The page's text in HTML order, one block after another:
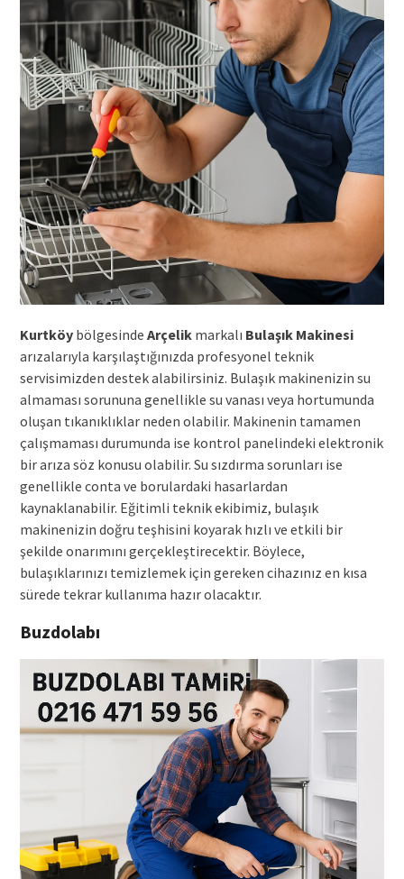
Kurtköybölgesinde Arçelikmarkalı Bulaşık Makinesi
arızalarıyla karşılaştığınızda profesyonel teknik
servisimizden destek alabilirsiniz. Bulaşık makinenizin su
almaması sorununa genellikle su vanası veya hortumunda
oluşan tıkanıklıklar neden olabilir. Makinenin tamamen
çalışmaması durumunda ise kontrol panelindeki elektronik
bir arıza söz konusu olabilir. Su sızdırma sorunları ise
genellikle conta ve borulardaki hasarlardan
kaynaklanabilir. Eğitimli teknik ekibimiz, bulaşık
makinenizin doğru teşhisini koyarak hızlı ve etkili bir
şekilde onarımını gerçekleştirecektir. Böylece,
bulaşıklarınızı temizlemek için gereken cihazınız en kısa
sürede tekrar kullanıma hazır olacaktır.
Buzdolabı